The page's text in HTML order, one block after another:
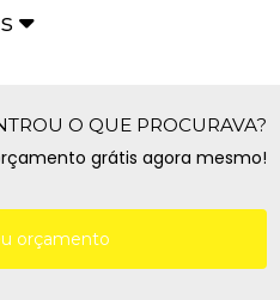
O QUE PROCURAVA?
grátis agora mesmo!
orçamento